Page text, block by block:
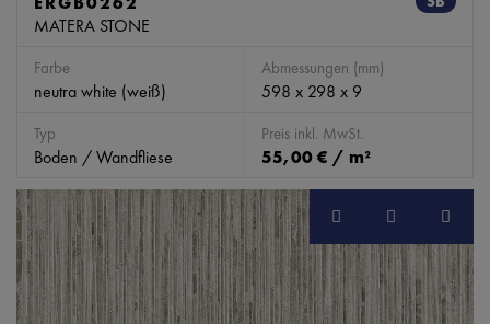
MATERA STONE
Farbe
neutra white (weiß)
Abmessungen (mm)
598 x 298 x 9
Typ
Boden / Wandfliese
Preis inkl. MwSt.
55,00 € / m²